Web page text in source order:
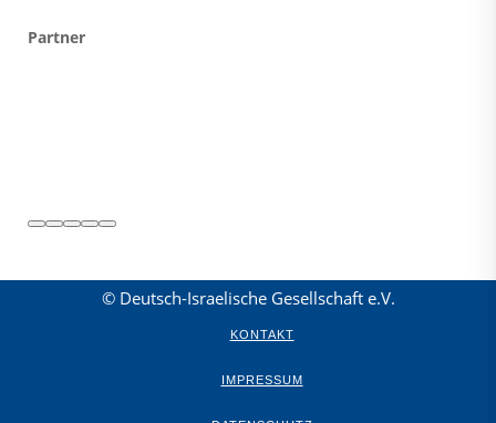
Partner
© Deutsch-Israelische Gesellschaft e.V.
KONTAKT
IMPRESSUM